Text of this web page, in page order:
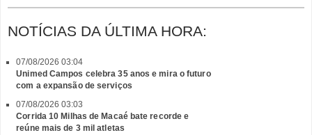
NOTÍCIAS DA ÚLTIMA HORA:
07/08/2026 03:04
Unimed Campos celebra 35 anos e mira o futuro
com a expansão de serviços
07/08/2026 03:03
Corrida 10 Milhas de Macaé bate recorde e
reúne mais de 3 mil atletas